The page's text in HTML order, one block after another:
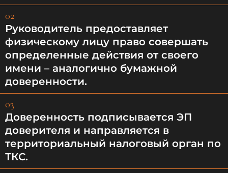
02
Руководитель предоставляет
физическому лицу право совершать
определенные действия от своего
имени – аналогично бумажной
доверенности.
03
Доверенность подписывается ЭП
доверителя и направляется в
территориальный налоговый орган по
ТКС.